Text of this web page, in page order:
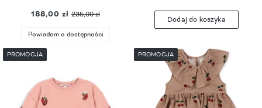
188,00 zł 235,00 zł
Powiadom o dostępności
Dodaj do koszyka
PROMOCJA PROMOCJA